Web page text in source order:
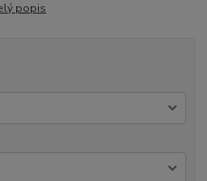
popis